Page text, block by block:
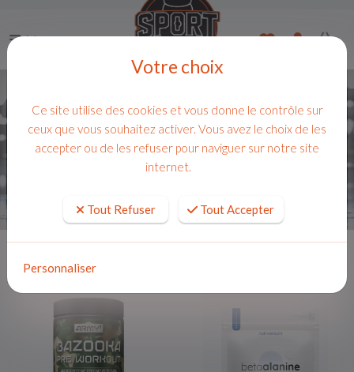
Menu
FILTRER
225 produits
Votre choix
Ce site utilise des cookies et vous donne le contrôle sur
ceux que vous souhaitez activer. Vous avez le choix de les
accepter ou de les refuser pour naviguer sur notre site
internet.
Tout Refuser Tout Accepter
Personnaliser